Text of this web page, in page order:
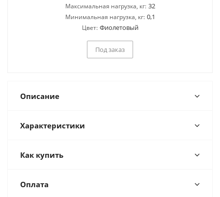
Максимальная нагрузка, кг: 32
Минимальная нагрузка, кг: 0,1
Цвет: Фиолетовый
Под заказ
Описание
Характеристики
Как купить
Оплата